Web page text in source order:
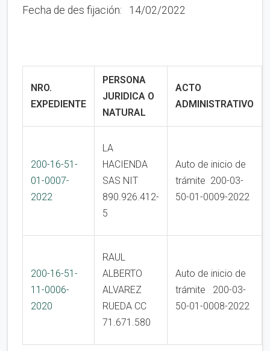
Fecha de des fijación: 14/02/2022
NRO.
EXPEDIENTE
PERSONA
JURIDICA O
NATURAL
ACTO
ADMINISTRATIVO
200-16-51-
01-0007-
2022
LA
HACIENDA
SAS NIT
890.926.412-
5
Auto de inicio de
trámite 200-03-
50-01-0009-2022
200-16-51-
11-0006-
2020
RAUL
ALBERTO
ALVAREZ
RUEDA CC
71.671.580
Auto de inicio de
trámite 200-03-
50-01-0008-2022